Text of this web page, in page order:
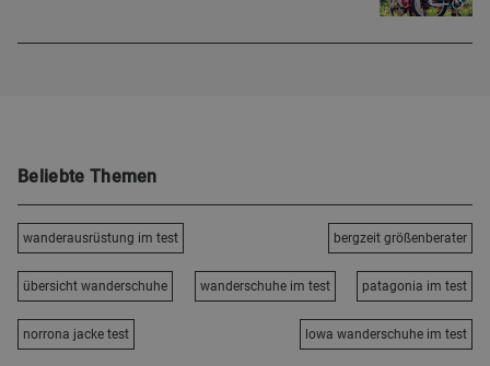
Beliebte Themen
wanderausrüstung im test bergzeit größenberater
übersicht wanderschuhe wanderschuhe im test patagonia im test
norrona jacke test lowa wanderschuhe im test